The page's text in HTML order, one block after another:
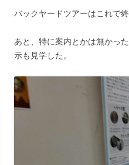
バックヤードツアーはこれで終
あと、特に案内とかは無かっ
示も見学した。